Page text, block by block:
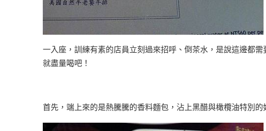
一入座，訓練有素的店員立刻過來招呼、倒茶水，是說這邊都
就盡量喝吧！
首先，端上來的是熱騰騰的香料麵包，沾上黑醋與橄欖油特別的